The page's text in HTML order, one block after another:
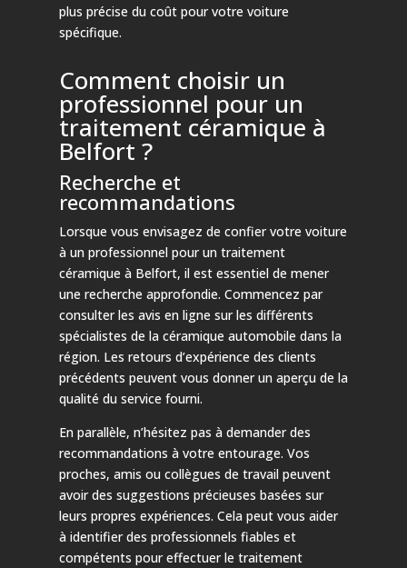
plus précise du coût pour votre voiture
spécifique.
Comment choisir un
professionnel pour un
traitement céramique à
Belfort ?
Recherche et
recommandations
Lorsque vous envisagez de confier votre voiture
à un professionnel pour un traitement
céramique à Belfort, il est essentiel de mener
une recherche approfondie. Commencez par
consulter les avis en ligne sur les différents
spécialistes de la céramique automobile dans la
région. Les retours d’expérience des clients
précédents peuvent vous donner un aperçu de la
qualité du service fourni.
En parallèle, n’hésitez pas à demander des
recommandations à votre entourage. Vos
proches, amis ou collègues de travail peuvent
avoir des suggestions précieuses basées sur
leurs propres expériences. Cela peut vous aider
à identifier des professionnels fiables et
compétents pour effectuer le traitement